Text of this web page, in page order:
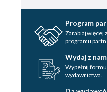
Program
Zarabiaj więcej
programu
Wydaj z
Wypełnij
wydawnictwa.